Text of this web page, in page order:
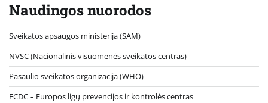
Naudingos nuorodos
Sveikatos apsaugos ministerija (SAM)
NVSC (Nacionalinis visuomenės sveikatos centras)
Pasaulio sveikatos organizacija (WHO)
ECDC – Europos ligų prevencijos ir kontrolės centras